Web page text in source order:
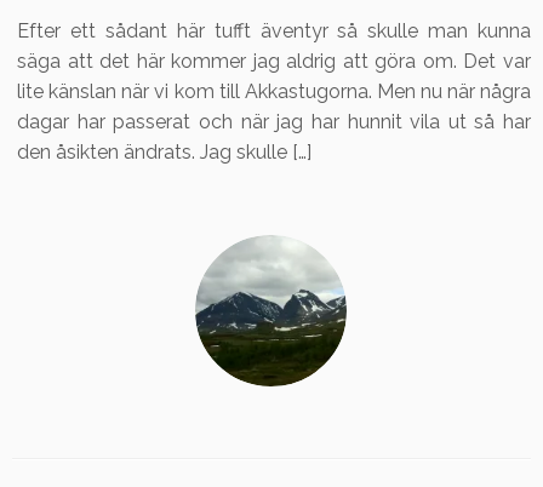
Efter ett sådant här tufft äventyr så skulle man kunna
säga att det här kommer jag aldrig att göra om. Det var
lite känslan när vi kom till Akkastugorna. Men nu när några
dagar har passerat och när jag har hunnit vila ut så har
den åsikten ändrats. Jag skulle […]